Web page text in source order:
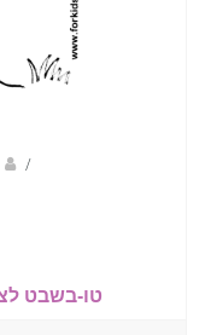
/
טו-בשבט